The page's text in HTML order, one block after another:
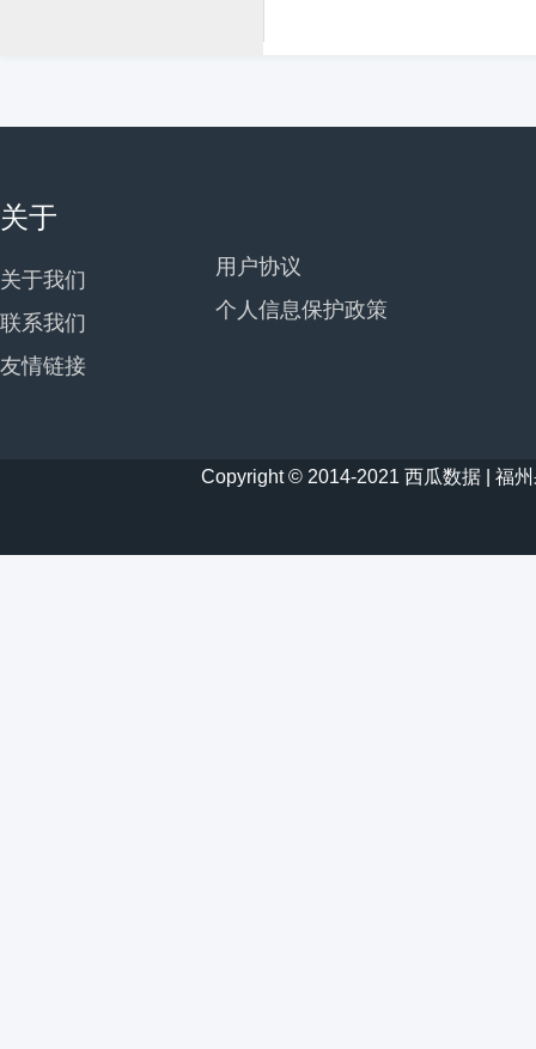
关于
关于我们
联系我们
友情链接
用户协议
个人信息保护政策
Copyright © 2014-2021 西瓜数据 | 福